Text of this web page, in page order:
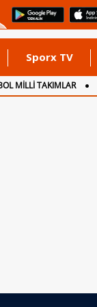
Sporx TV
MİLLİ TAKIMLAR